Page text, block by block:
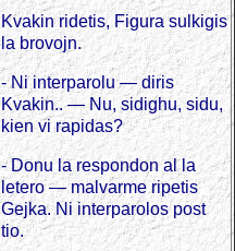
Kvakin ridetis, Figura sulkigis
la brovojn.
- Ni interparolu — diris
Kvakin.. — Nu, sidighu, sidu,
kien vi rapidas?
- Donu la respondon al la
letero — malvarme ripetis
Gejka. Ni interparolos post
tio.